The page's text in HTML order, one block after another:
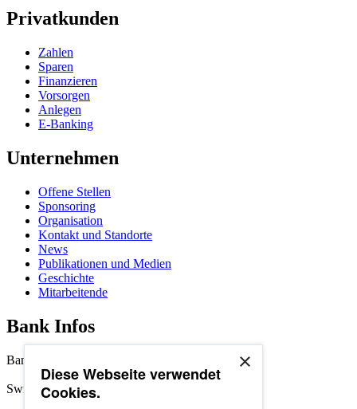
Privatkunden
Zahlen
Sparen
Finanzieren
Vorsorgen
Anlegen
E-Banking
Unternehmen
Offene Stellen
Sponsoring
Organisation
Kontakt und Standorte
News
Publikationen und Medien
Geschichte
Mitarbeitende
Bank Infos
Bankenclearing: 8395
Swift/BIC-Adresse: SLBUCH22
×
Diese Webseite verwendet
Cookies.